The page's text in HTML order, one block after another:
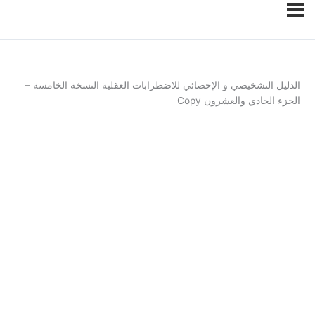
الدليل التشخيصي و الإحصائي للاضطرابات العقلية النسخة الخامسة –
الجزء الحادي والعشرون Copy